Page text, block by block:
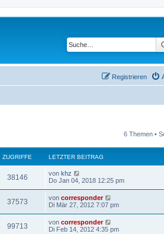
Registrieren
6 Themen •
ZUGRIFFE LETZTER BEITRAG
38146 von khz
Do Jan 04, 2018 12:25 pm
37573 von corresponder
Di Mär 27, 2012 7:07 pm
99713 von corresponder
Di Feb 14, 2012 4:35 pm